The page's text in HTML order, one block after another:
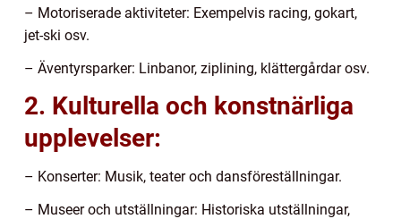
– Motoriserade aktiviteter: Exempelvis racing, gokart,
jet-ski osv.
– Äventyrsparker: Linbanor, ziplining, klättergårdar osv.
2. Kulturella och konstnärliga
upplevelser:
– Konserter: Musik, teater och dansföreställningar.
– Museer och utställningar: Historiska utställningar,